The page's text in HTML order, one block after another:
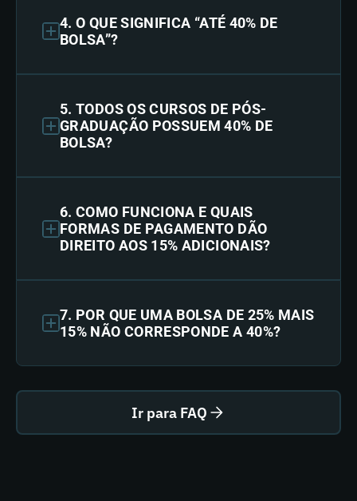
4. O QUE SIGNIFICA “ATÉ 40% DE
BOLSA”?
5. TODOS OS CURSOS DE PÓS-
GRADUAÇÃO POSSUEM 40% DE
BOLSA?
6. COMO FUNCIONA E QUAIS
FORMAS DE PAGAMENTO DÃO
DIREITO AOS 15% ADICIONAIS?
7. POR QUE UMA BOLSA DE 25% MAIS
15% NÃO CORRESPONDE A 40%?
Ir para FAQ